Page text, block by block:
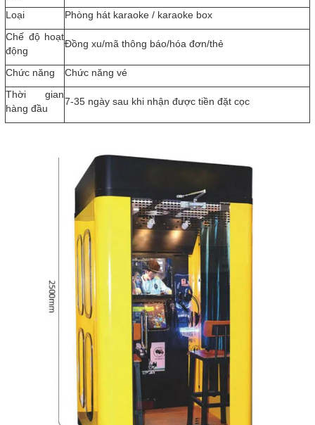
Loại
Phòng hát karaoke / karaoke box
Chế độ hoạt
động
Đồng xu/mã thông báo/hóa đơn/thẻ
Chức năng
Chức năng vé
Thời gian
hàng đầu
7-35 ngày sau khi nhận được tiền đặt cọc